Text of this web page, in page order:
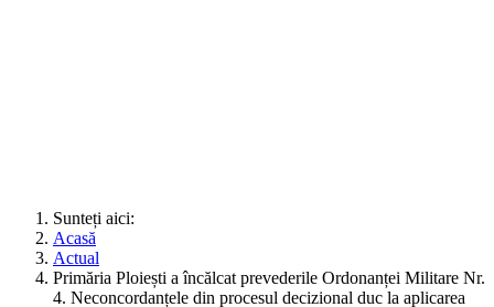
Sunteți aici:
Acasă
Actual
Primăria Ploiești a încălcat prevederile Ordonanței Militare Nr.
4. Neconcordanțele din procesul decizional duc la aplicarea